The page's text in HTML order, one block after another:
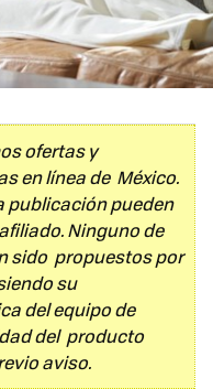
ofertas y
en línea de México.
publicación pueden
Ninguno de
sido propuestos por
su
del equipo de
del producto
aviso.